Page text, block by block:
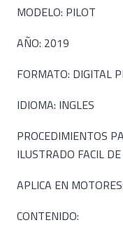
MODELO: PILOT
AÑO: 2019
FORMATO: DIGITAL
IDIOMA: INGLES
PROCEDIMIENTOS
ILUSTRADO FACIL
APLICA EN
CONTENIDO: